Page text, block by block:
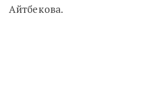
Айтбекова.